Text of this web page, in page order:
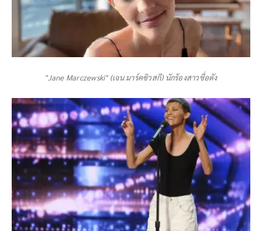
"Jane Marczewski" (เจน มาร์คซิวสกี) นักร้องสาวชื่อดัง